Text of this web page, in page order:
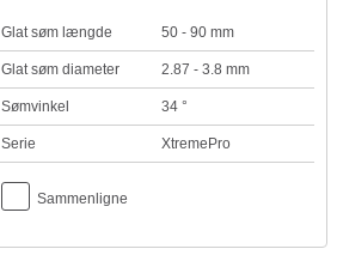
Glat søm længde 50 - 90 mm
Glat søm diameter 2.87 - 3.8 mm
Sømvinkel 34 °
Serie XtremePro
Sammenligne